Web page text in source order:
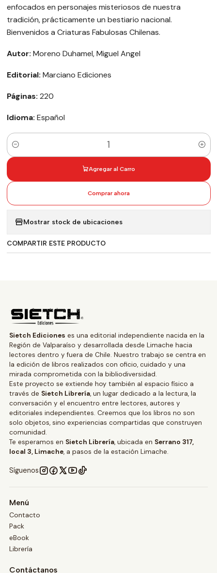
enfocados en personajes misteriosos de nuestra
tradición, prácticamente un bestiario nacional.
Bienvenidos a Criaturas Fabulosas Chilenas.
Autor: Moreno Duhamel, Miguel Angel
Editorial: Marciano Ediciones
Páginas: 220
Idioma: Español
Cantidad
Agregar al Carro
Comprar ahora
Mostrar stock de ubicaciones
COMPARTIR ESTE PRODUCTO
Sietch Ediciones es una editorial independiente nacida en la
Región de Valparaíso y desarrollada desde Limache hacia
lectores dentro y fuera de Chile. Nuestro trabajo se centra en
la edición de libros realizados con oficio, cuidado y una
mirada comprometida con la bibliodiversidad.
Este proyecto se extiende hoy también al espacio físico a
través de Sietch Librería, un lugar dedicado a la lectura, la
conversación y el encuentro entre lectores, autores y
editoriales independientes. Creemos que los libros no son
solo objetos, sino experiencias compartidas que construyen
comunidad.
Te esperamos en Sietch Librería, ubicada en Serrano 317,
local 3, Limache, a pasos de la estación Limache.
Síguenos
Menú
Contacto
Pack
eBook
Librería
Contáctanos